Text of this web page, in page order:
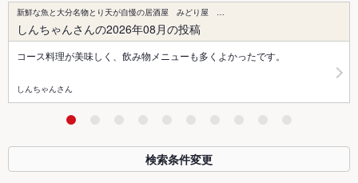
新鮮な魚と大分名物とり天が自慢の居酒屋 みどり屋 …
しんちゃんさんの2026年08月の投稿
コース料理が美味しく、飲み物メニューも多くよかったです。
しんちゃんさん
検索条件変更